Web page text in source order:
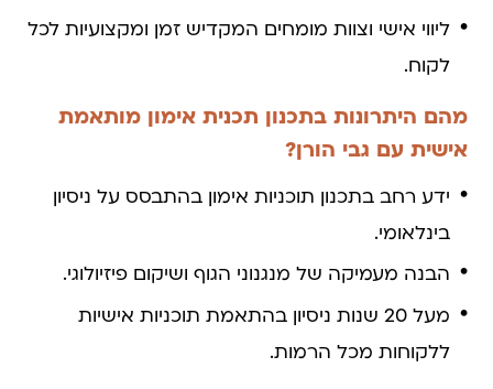
ליווי אישי וצוות מומחים המקדיש זמן ומקצועיות לכל
לקוח.
מהם היתרונות בתכנון תכנית אימון מותאמת
אישית עם גבי הורן?
ידע רחב בתכנון תוכניות אימון בהתבסס על ניסיון
בינלאומי.
הבנה מעמיקה של מנגנוני הגוף ושיקום פיזיולוגי.
מעל 20 שנות ניסיון בהתאמת תוכניות אישיות
ללקוחות מכל הרמות.